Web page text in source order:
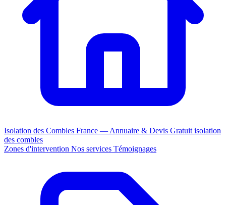
Isolation des Combles France — Annuaire & Devis Gratuit isolation
des combles
Zones d'intervention Nos services Témoignages